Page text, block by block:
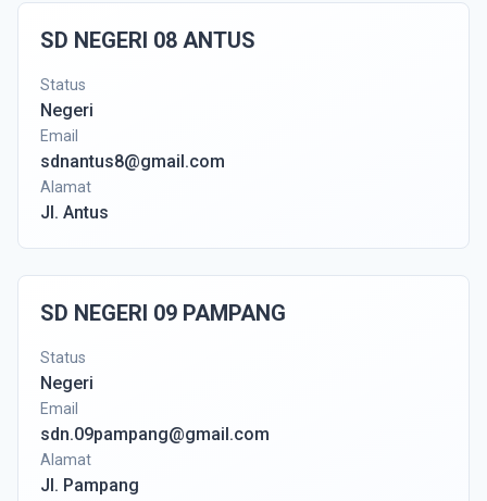
SD NEGERI 08 ANTUS
Status
Negeri
Email
sdnantus8@gmail.com
Alamat
Jl. Antus
SD NEGERI 09 PAMPANG
Status
Negeri
Email
sdn.09pampang@gmail.com
Alamat
Jl. Pampang